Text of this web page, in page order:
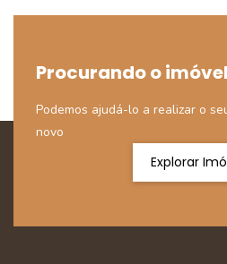
Procurando o
Podemos ajudá-lo a realizar o
novo
Explorar